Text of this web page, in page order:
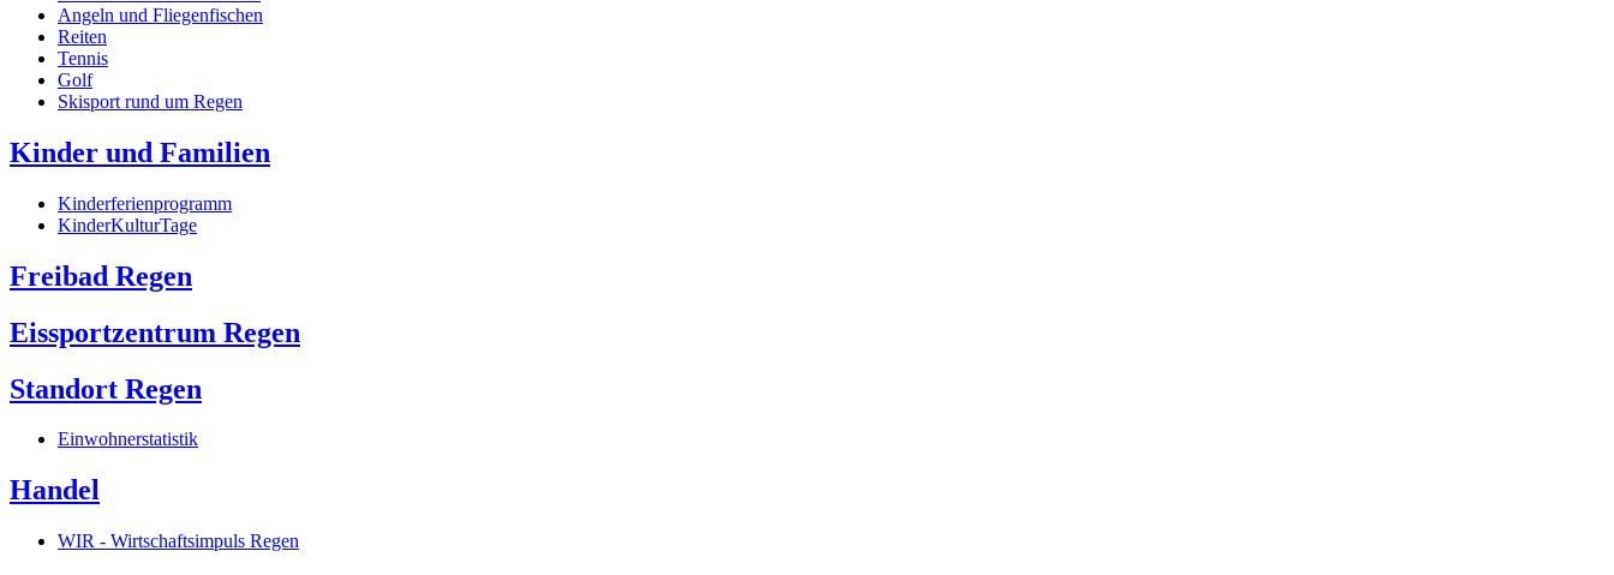
Angeln und Fliegenfischen
Reiten
Tennis
Golf
Skisport rund um Regen
Kinder und Familien
Kinderferienprogramm
KinderKulturTage
Freibad Regen
Eissportzentrum Regen
Standort Regen
Einwohnerstatistik
Handel
WIR - Wirtschaftsimpuls Regen